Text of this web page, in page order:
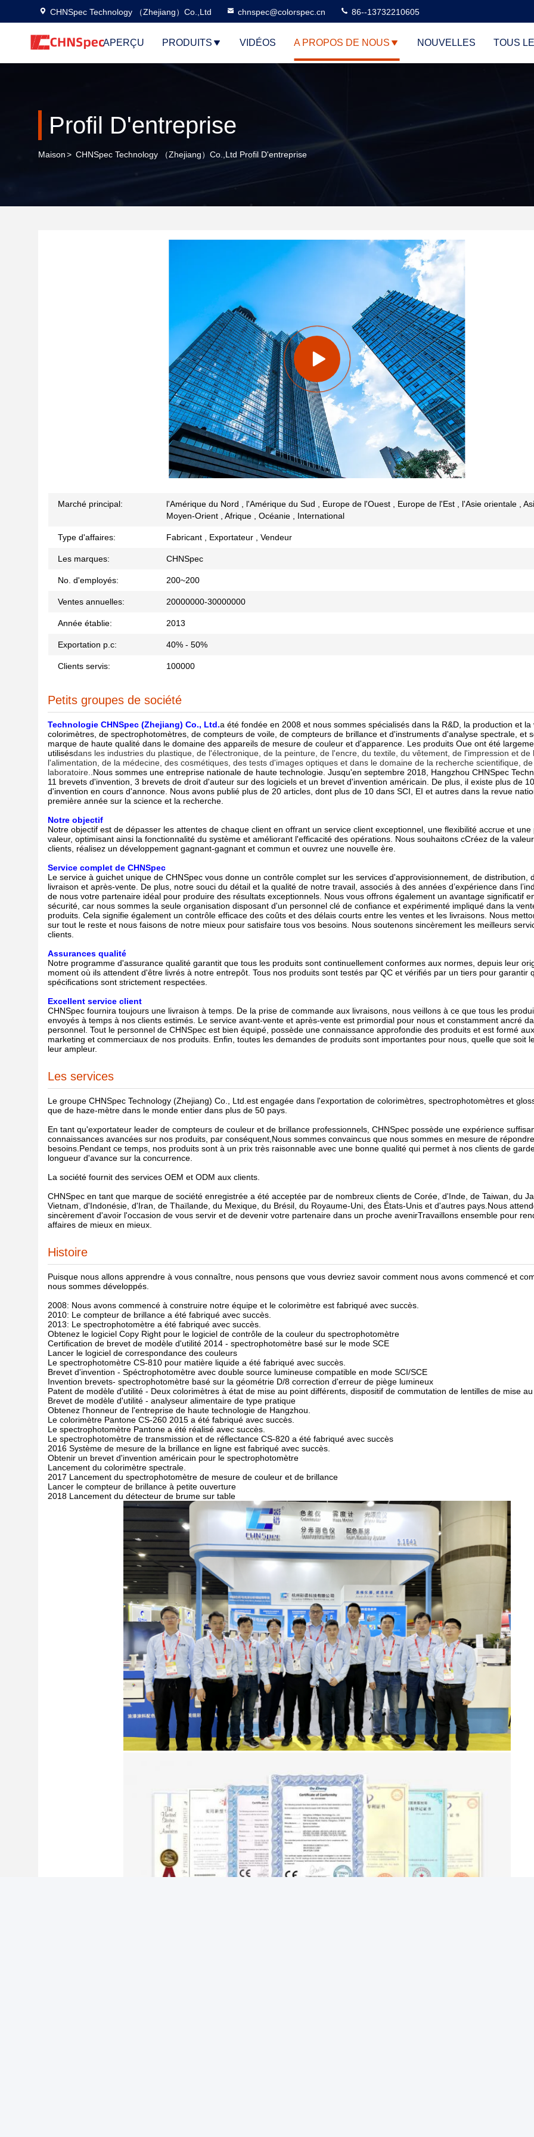
CHNSpec Technology （Zhejiang）Co.,Ltd chnspec@colorspec.cn 86--13732210605
APERÇU PRODUITS VIDÉOS A PROPOS DE NOUS NOUVELLES TOUS
Profil D'entreprise
Maison> CHNSpec Technology （Zhejiang）Co.,Ltd Profil D'entreprise
Marché principal:
l'Amérique du Nord , l'Amérique du Sud , Europe de l'Ouest , Europe de l'Est , l'Asie orientale ,
Moyen-Orient , Afrique , Océanie , International
Type d'affaires: Fabricant , Exportateur , Vendeur
Les marques: CHNSpec
No. d'employés: 200~200
Ventes annuelles: 20000000-30000000
Année établie: 2013
Exportation p.c: 40% - 50%
Clients servis: 100000
Petits groupes de société
Technologie CHNSpec (Zhejiang) Co., Ltd​.a été fondée en 2008 et nous sommes spécialisés dans la R&D, la production et la
colorimètres, de spectrophotomètres, de compteurs de voile, de compteurs de brillance et d'instruments d'analyse spectrale, et
marque de haute qualité dans le domaine des appareils de mesure de couleur et d'apparence. Les produits Oue ont été
utilisésdans les industries du plastique, de l'électronique, de la peinture, de l'encre, du textile, du vêtement, de l'impression et de
l'alimentation, de la médecine, des cosmétiques, des tests d'images optiques et dans le domaine de la recherche scientifique,
laboratoire. .Nous sommes une entreprise nationale de haute technologie. Jusqu'en septembre 2018, Hangzhou CHNSpec
11 brevets d'invention, 3 brevets de droit d'auteur sur des logiciels et un brevet d'invention américain. De plus, il existe plus de
d'invention en cours d'annonce. Nous avons publié plus de 20 articles, dont plus de 10 dans SCI, EI et autres dans la revue
première année sur la science et la recherche.
Notre objectif
Notre objectif est de dépasser les attentes de chaque client en offrant un service client exceptionnel, une flexibilité accrue et une
valeur, optimisant ainsi la fonctionnalité du système et améliorant l'efficacité des opérations. Nous souhaitons cCréez de la
clients, réalisez un développement gagnant-gagnant et commun et ouvrez une nouvelle ère.
Service complet de CHNSpec
Le service à guichet unique de CHNSpec vous donne un contrôle complet sur les services d'approvisionnement, de distribution,
livraison et après-vente. De plus, notre souci du détail et la qualité de notre travail, associés à des années d’expérience dans
de nous votre partenaire idéal pour produire des résultats exceptionnels. Nous vous offrons également un avantage significatif
sécurité, car nous sommes la seule organisation disposant d'un personnel clé de confiance et expérimenté impliqué dans la
produits. Cela signifie également un contrôle efficace des coûts et des délais courts entre les ventes et les livraisons. Nous
sur tout le reste et nous faisons de notre mieux pour satisfaire tous vos besoins. Nous soutenons sincèrement les meilleurs
clients.
Assurances qualité
Notre programme d'assurance qualité garantit que tous les produits sont continuellement conformes aux normes, depuis leur
moment où ils attendent d'être livrés à notre entrepôt. Tous nos produits sont testés par QC et vérifiés par un tiers pour garantir
spécifications sont strictement respectées.
Excellent service client
CHNSpec fournira toujours une livraison à temps. De la prise de commande aux livraisons, nous veillons à ce que tous les
envoyés à temps à nos clients estimés. Le service avant-vente et après-vente est primordial pour nous et constamment ancré
personnel. Tout le personnel de CHNSpec est bien équipé, possède une connaissance approfondie des produits et est formé
marketing et commerciaux de nos produits. Enfin, toutes les demandes de produits sont importantes pour nous, quelle que soit
leur ampleur.
Les services
Le groupe CHNSpec Technology (Zhejiang) Co., Ltd. est engagée dans l'exportation de colorimètres, spectrophotomètres et
que de haze-mètre dans le monde entier dans plus de 50 pays.
En tant qu'exportateur leader de compteurs de couleur et de brillance professionnels, CHNSpec possède une expérience
connaissances avancées sur nos produits, par conséquent,Nous sommes convaincus que nous sommes en mesure de
besoins.Pendant ce temps, nos produits sont à un prix très raisonnable avec une bonne qualité qui permet à nos clients de
longueur d'avance sur la concurrence.
La société fournit des services OEM et ODM aux clients.
CHNSpec en tant que marque de société enregistrée a été acceptée par de nombreux clients de Corée, d'Inde, de Taiwan, du
Vietnam, d'Indonésie, d'Iran, de Thaïlande, du Mexique, du Brésil, du Royaume-Uni, des États-Unis et d'autres pays.Nous
sincèrement d'avoir l'occasion de vous servir et de devenir votre partenaire dans un proche avenirTravaillons ensemble pour
affaires de mieux en mieux.
Histoire
Puisque nous allons apprendre à vous connaître, nous pensons que vous devriez savoir comment nous avons commencé et
nous sommes développés.
2008: Nous avons commencé à construire notre équipe et le colorimètre est fabriqué avec succès.
2010: Le compteur de brillance a été fabriqué avec succès.
2013: Le spectrophotomètre a été fabriqué avec succès.
Obtenez le logiciel Copy Right pour le logiciel de contrôle de la couleur du spectrophotomètre
Certification de brevet de modèle d'utilité 2014 - spectrophotomètre basé sur le mode SCE
Lancer le logiciel de correspondance des couleurs
Le spectrophotomètre CS-810 pour matière liquide a été fabriqué avec succès.
Brevet d'invention - Spéctrophotomètre avec double source lumineuse compatible en mode SCI/SCE
Invention brevets- spectrophotomètre basé sur la géométrie D/8 correction d'erreur de piège lumineux
Patent de modèle d'utilité - Deux colorimètres à état de mise au point différents, dispositif de commutation de lentilles de mise
Brevet de modèle d'utilité - analyseur alimentaire de type pratique
Obtenez l'honneur de l'entreprise de haute technologie de Hangzhou.
Le colorimètre Pantone CS-260 2015 a été fabriqué avec succès.
Le spectrophotomètre Pantone a été réalisé avec succès.
Le spectrophotomètre de transmission et de réflectance CS-820 a été fabriqué avec succès
2016 Système de mesure de la brillance en ligne est fabriqué avec succès.
Obtenir un brevet d'invention américain pour le spectrophotomètre
Lancement du colorimètre spectrale.
2017 Lancement du spectrophotomètre de mesure de couleur et de brillance
Lancer le compteur de brillance à petite ouverture
2018 Lancement du détecteur de brume sur table